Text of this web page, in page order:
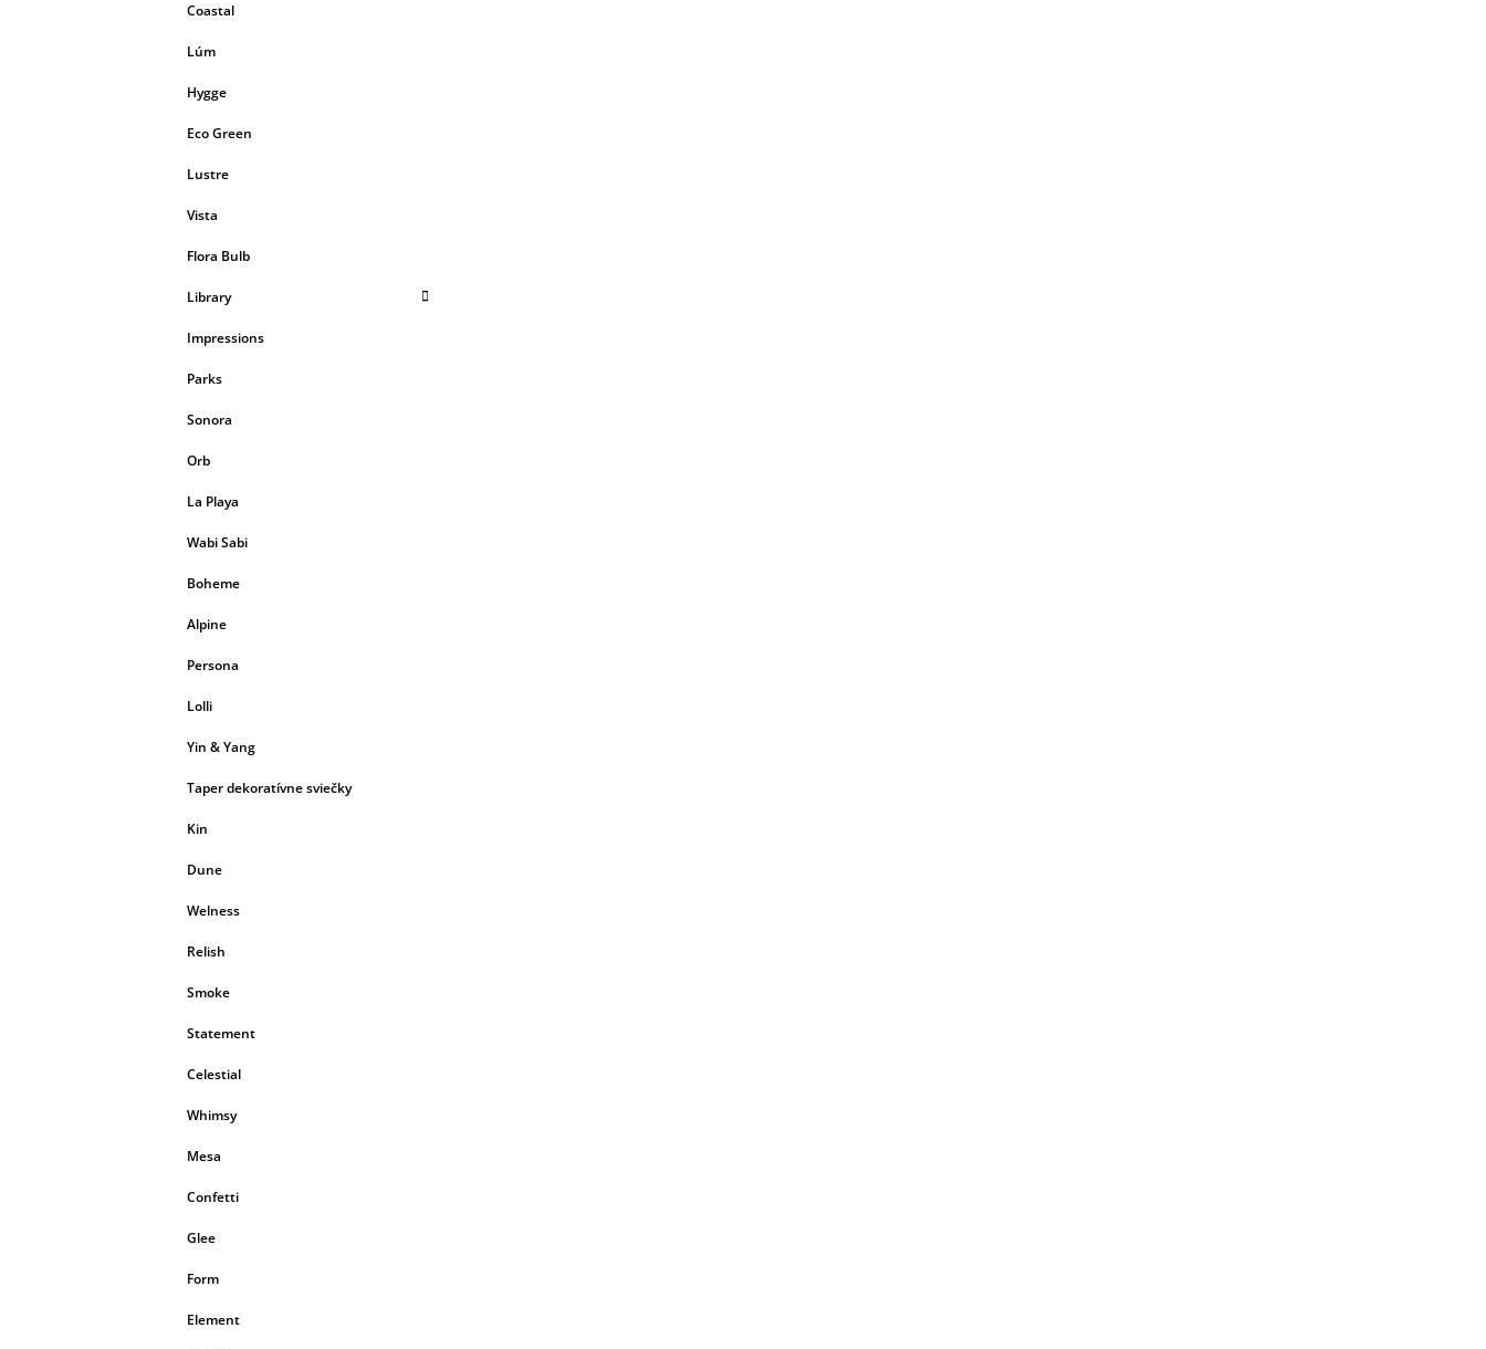
Coastal
Lúm
Hygge
Eco Green
Lustre
Vista
Flora Bulb
Library
Impressions
Parks
Sonora
Orb
La Playa
Wabi Sabi
Boheme
Alpine
Persona
Lolli
Yin & Yang
Taper dekoratívne sviečky
Kin
Dune
Welness
Relish
Smoke
Statement
Celestial
Whimsy
Mesa
Confetti
Glee
Form
Element